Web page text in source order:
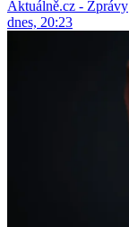
Aktuálně.cz - Zprávy
dnes, 20:23